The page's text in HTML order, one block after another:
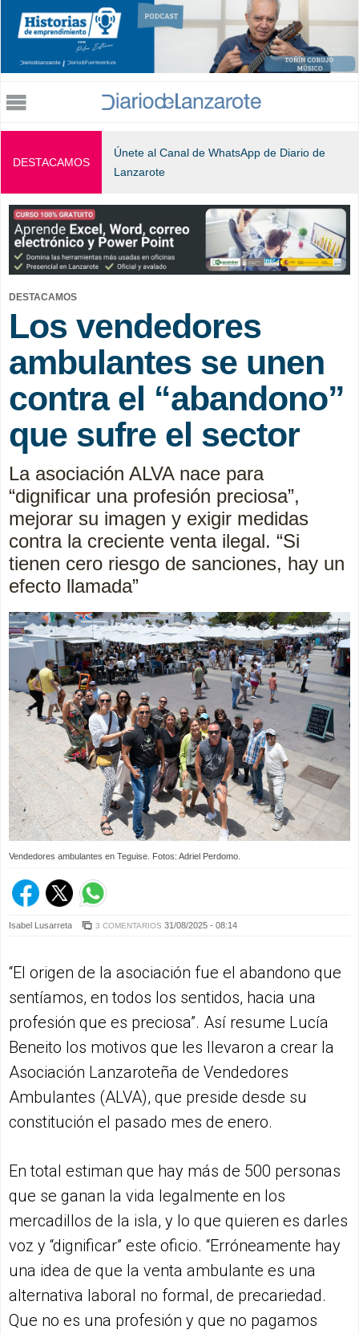
Jump to navigation
DESTACAMOS
Únete al Canal de WhatsApp de Diario de
Lanzarote
DESTACAMOS
Los vendedores
ambulantes se unen
contra el “abandono”
que sufre el sector
La asociación ALVA nace para
“dignificar una profesión preciosa”,
mejorar su imagen y exigir medidas
contra la creciente venta ilegal. “Si
tienen cero riesgo de sanciones, hay un
efecto llamada”
Vendedores ambulantes en Teguise. Fotos: Adriel Perdomo.
Isabel Lusarreta 3 COMENTARIOS 31/08/2025 - 08:14
“El origen de la asociación fue el abandono que
sentíamos, en todos los sentidos, hacia una
profesión que es preciosa”. Así resume Lucía
Beneito los motivos que les llevaron a crear la
Asociación Lanzaroteña de Vendedores
Ambulantes (ALVA), que preside desde su
constitución el pasado mes de enero.
En total estiman que hay más de 500 personas
que se ganan la vida legalmente en los
mercadillos de la isla, y lo que quieren es darles
voz y “dignificar” este oficio. “Erróneamente hay
una idea de que la venta ambulante es una
alternativa laboral no formal, de precariedad.
Que no es una profesión y que no pagamos